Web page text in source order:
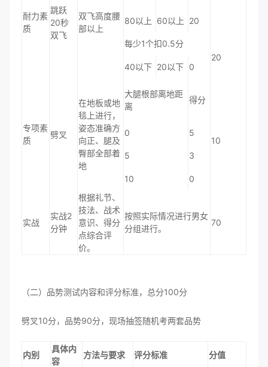
耐力素
质
跳跃
20秒
双飞
双飞高度腰
部以上
20
80以上 60以上 20
每少1个扣0.5分
40以下 20以下 0
专项素
质
劈叉
在地板或地
毯上进行，
姿态准确方
向正、腿及
臀部全部着
地
大腿根部离地距
离
得分
10
0 5
5 3
10 0
实战
实战2
分钟
根据礼节、
技法、战术
意识、得分
点综合评
价。
按照实际情况进行男女
分组进行。
70
（二）品势测试内容和评分标准，总分100分
劈叉10分，品势90分，现场抽签随机考两套品势
内别
具体内
容
方法与要求 评分标准 分值